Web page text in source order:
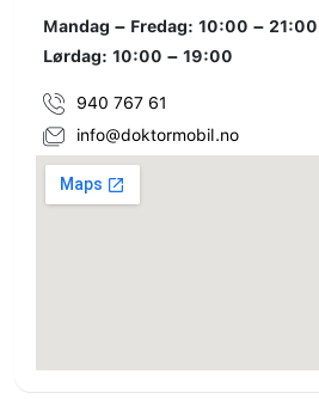
Mandag – Fredag: 10:00 – 21:00
Lørdag: 10:00 – 19:00
940 767 61
info@doktormobil.no